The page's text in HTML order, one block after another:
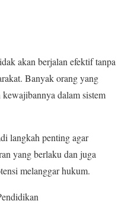
akan berjalan efektif tanpa
Banyak orang yang
dalam sistem
langkah penting agar
yang berlaku dan juga
melanggar hukum.